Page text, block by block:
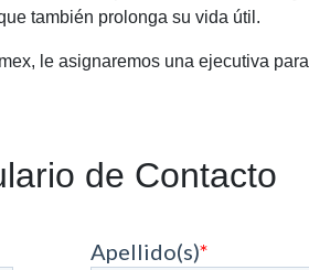
también prolonga su vida útil.
le asignaremos una ejecutiva
de Contacto